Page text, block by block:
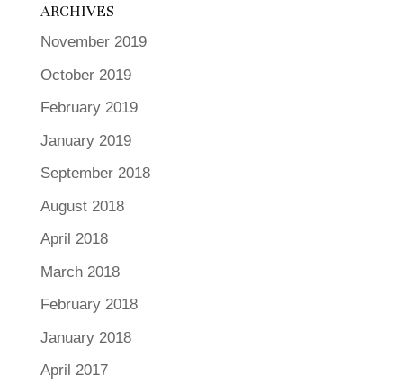
ARCHIVES
November 2019
October 2019
February 2019
January 2019
September 2018
August 2018
April 2018
March 2018
February 2018
January 2018
April 2017